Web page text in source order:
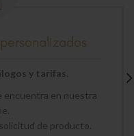
y tarifas.
encuentra en nuestra
de producto.